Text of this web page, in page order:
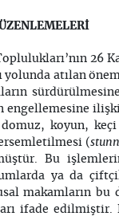
26
yolunda atılan
engellemesine
koyun,
(
Bu
ya da
makamların bu
ifade